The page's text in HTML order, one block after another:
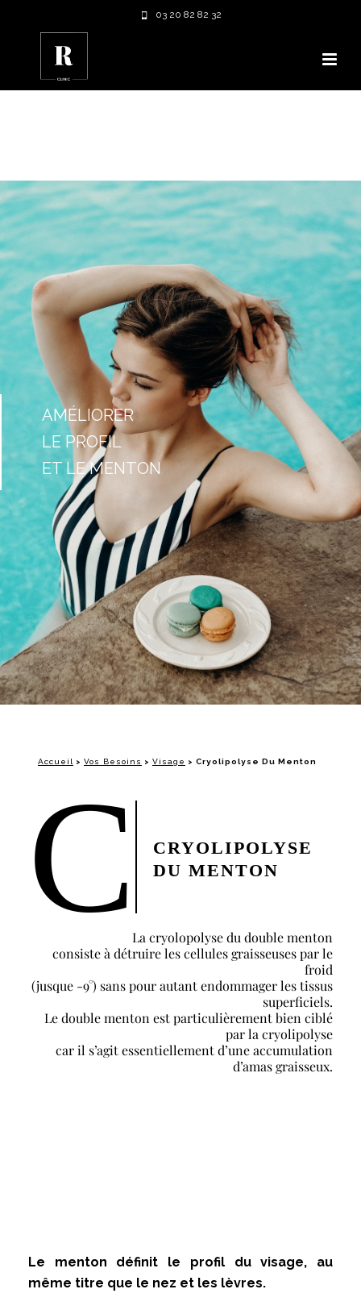
03 20 82 82 32
AMÉLIORER
LE PROFIL
ET LE MENTON
Accueil > Vos Besoins > Visage > Cryolipolyse Du Menton
C
CRYOLIPOLYSE
DU MENTON
La cryolopolyse du double menton
consiste à détruire les cellules graisseuses par le
froid
(jusque -9°) sans pour autant endommager les tissus
superficiels.
Le double menton est particulièrement bien ciblé
par la cryolipolyse
car il s’agit essentiellement d’une accumulation
d’amas graisseux.
Le menton définit le profil du visage, au
même titre que le nez et les lèvres.